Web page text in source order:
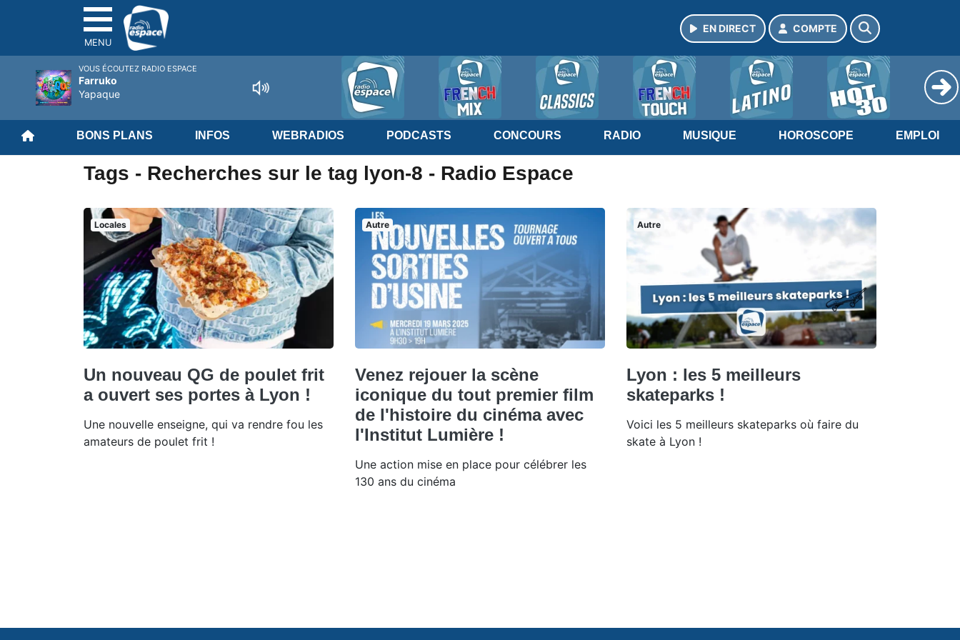
MENU
EN DIRECT COMPTE
BONS PLANS INFOS WEBRADIOS PODCASTS CONCOURS RADIO MUSIQUE HOROSCOPE EMPLOI
Tags - Recherches sur le tag lyon-8 - Radio Espace
Locales
Un nouveau QG de poulet frit
a ouvert ses portes à Lyon !
Une nouvelle enseigne, qui va rendre fou les
amateurs de poulet frit !
Autre
Venez rejouer la scène
iconique du tout premier film
de l'histoire du cinéma avec
l'Institut Lumière !
Une action mise en place pour célébrer les
130 ans du cinéma
Autre
Lyon : les 5 meilleurs
skateparks !
Voici les 5 meilleurs skateparks où faire du
skate à Lyon !
VOUS ÉCOUTEZ RADIO ESPACE
Farruko
Yapaque